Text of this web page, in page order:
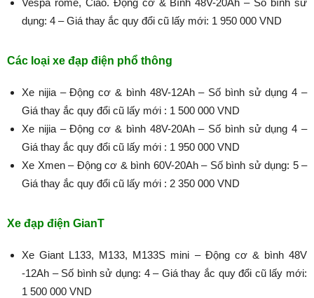
dụng: 4 – Giá thay ắc quy đổi cũ lấy mới: 1 950 000 VND
Các loại xe đạp điện phổ thông
Xe nijia – Động cơ & bình 48V-12Ah – Số bình sử dụng 4 –
Giá thay ắc quy đổi cũ lấy mới : 1 500 000 VND
Xe nijia – Động cơ & bình 48V-20Ah – Số bình sử dụng 4 –
Giá thay ắc quy đổi cũ lấy mới : 1 950 000 VND
Xe Xmen – Động cơ & bình 60V-20Ah – Số bình sử dụng: 5 –
Giá thay ắc quy đổi cũ lấy mới : 2 350 000 VND
Xe đạp điện GianT
Xe Giant L133, M133, M133S mini – Động cơ & bình 48V
-12Ah – Số bình sử dụng: 4 – Giá thay ắc quy đổi cũ lấy mới:
1 500 000 VND